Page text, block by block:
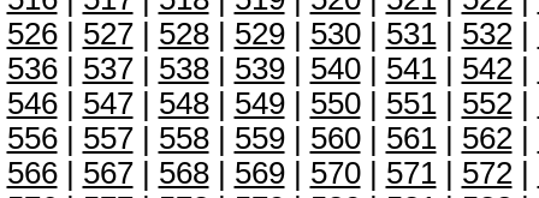
526| 527| 528| 529| 530| 531| 532|
536| 537| 538| 539| 540| 541| 542|
546| 547| 548| 549| 550| 551| 552|
556| 557| 558| 559| 560| 561| 562|
566| 567| 568| 569| 570| 571| 572|